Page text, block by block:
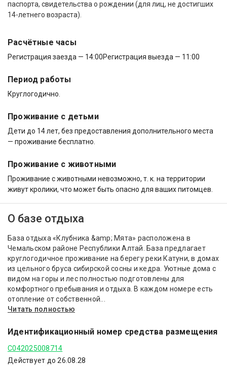
паспорта, свидетельства о рождении (для лиц, не достигших
14-летнего возраста).
Расчётные часы
Регистрация заезда — 14:00Регистрация выезда — 11:00
Период работы
Круглогодично.
Проживание с детьми
Дети до 14 лет, без предоставления дополнительного места
— проживание бесплатно.
Проживание с животными
Проживание с животными невозможно, т. к. на территории
живут кролики, что может быть опасно для ваших питомцев.
О базе отдыха
База отдыха «Клубника &amp; Мята» расположена в
Чемальском районе Республики Алтай. База предлагает
круглогодичное проживание на берегу реки Катуни, в домах
из цельного бруса сибирской сосны и кедра. Уютные дома с
видом на горы и лес полностью подготовлены для
комфортного пребывания и отдыха. В каждом номере есть
отопление от собственной...
Читать полностью
Идентификационный номер средства размещения
С042025008714
Действует до 26.08.28